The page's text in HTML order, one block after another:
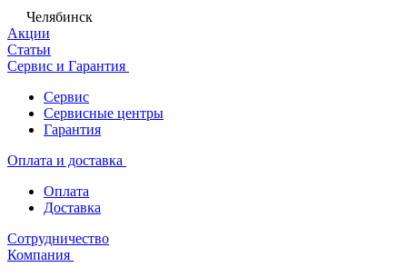
Челябинск
Акции
Статьи
Сервис и Гарантия
Сервис
Сервисные центры
Гарантия
Оплата и доставка
Оплата
Доставка
Сотрудничество
Компания